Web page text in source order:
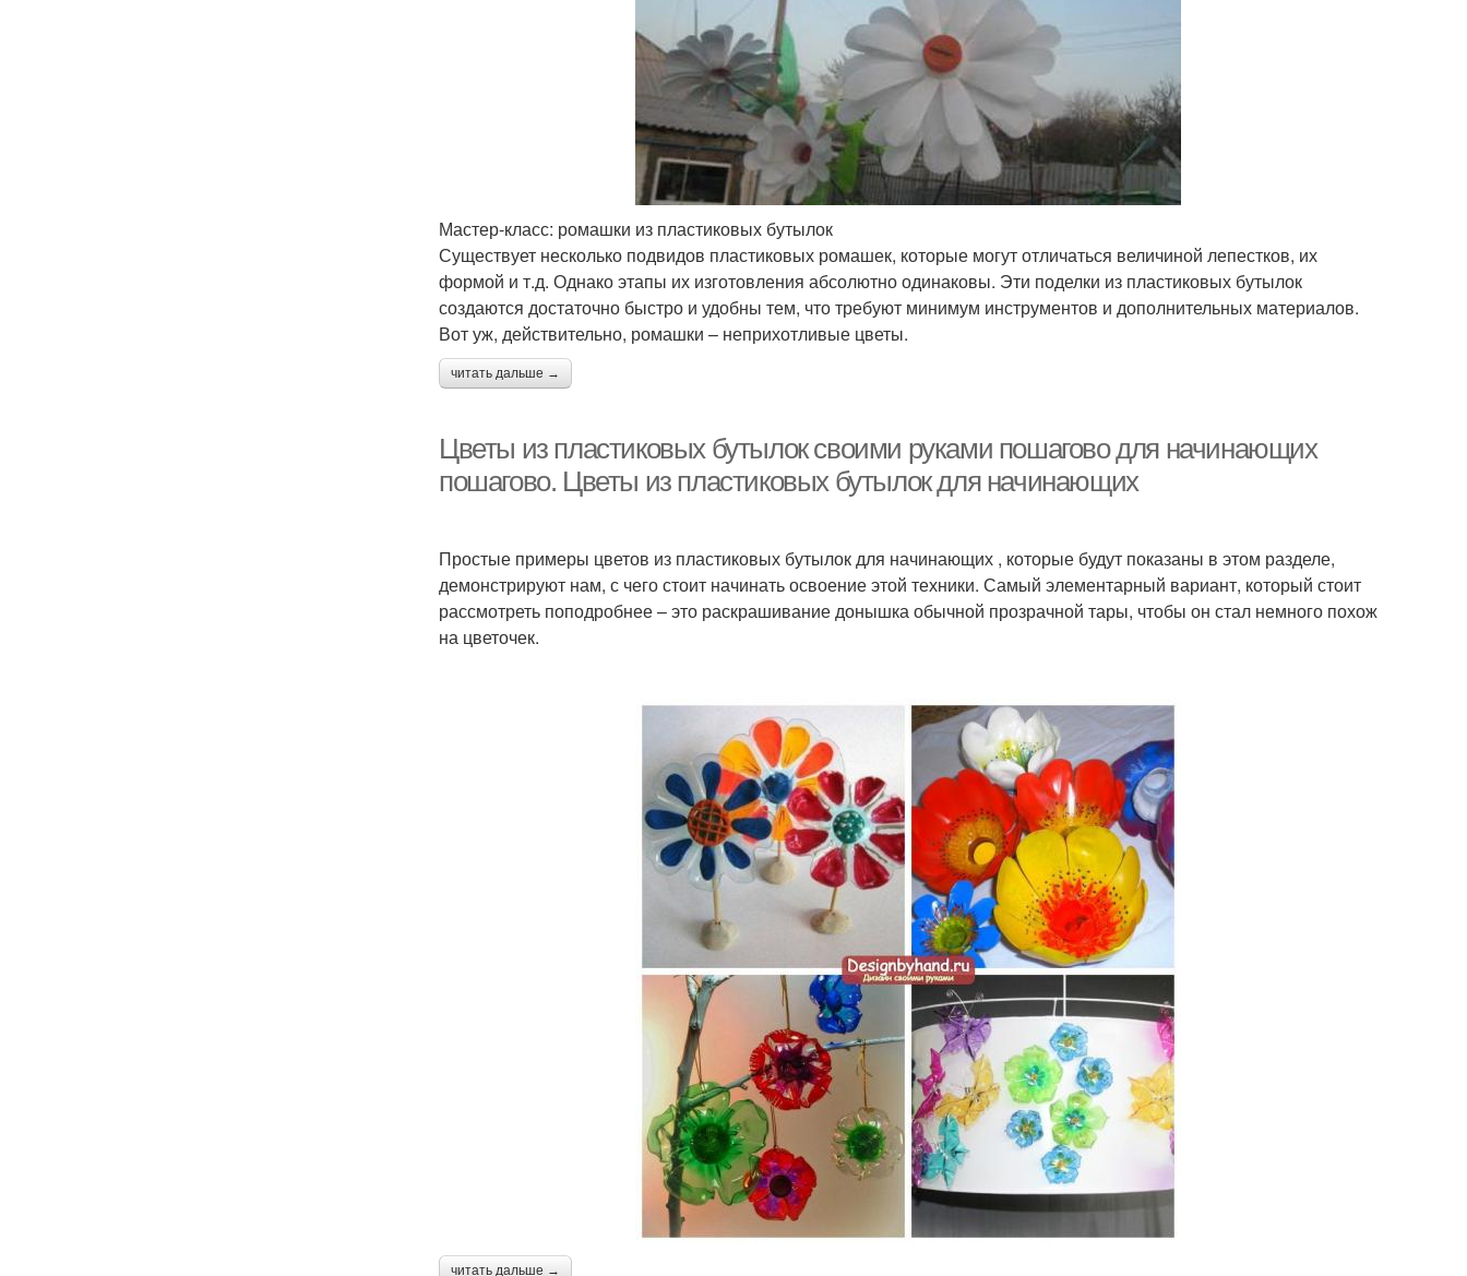
Мастер-класс: ромашки из пластиковых бутылок
Существует несколько подвидов пластиковых ромашек, которые могут отличаться величиной лепестков, их
формой и т.д. Однако этапы их изготовления абсолютно одинаковы. Эти поделки из пластиковых бутылок
создаются достаточно быстро и удобны тем, что требуют минимум инструментов и дополнительных материалов.
Вот уж, действительно, ромашки – неприхотливые цветы.
читать дальше →
Цветы из пластиковых бутылок своими руками пошагово для начинающих
пошагово. Цветы из пластиковых бутылок для начинающих
Простые примеры цветов из пластиковых бутылок для начинающих , которые будут показаны в этом разделе,
демонстрируют нам, с чего стоит начинать освоение этой техники. Самый элементарный вариант, который стоит
рассмотреть поподробнее – это раскрашивание донышка обычной прозрачной тары, чтобы он стал немного похож
на цветочек.
читать дальше →